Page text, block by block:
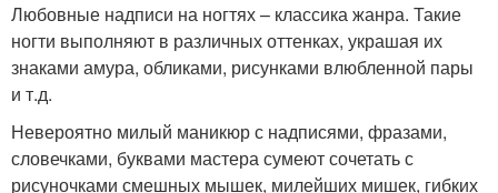
Любовные надписи на ногтях – классика жанра. Такие
ногти выполняют в различных оттенках, украшая их
знаками амура, обликами, рисунками влюбленной пары
и т.д.
Невероятно милый маникюр с надписями, фразами,
словечками, буквами мастера сумеют сочетать с
рисуночками смешных мышек, милейших мишек, гибких